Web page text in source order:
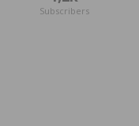
Subscribers